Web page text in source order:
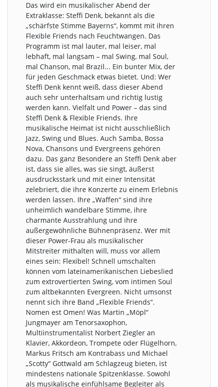
Das wird ein musikalischer Abend der
Extraklasse: Steffi Denk, bekannt als die
„schärfste Stimme Bayerns“, kommt mit ihren
Flexible Friends nach Feuchtwangen. Das
Programm ist mal lauter, mal leiser, mal
lebhaft, mal langsam – mal Swing, mal Soul,
mal Chanson, mal Brazil... Ein bunter Mix, der
für jeden Geschmack etwas bietet. Und: Wer
Steffi Denk kennt weiß, dass dieser Abend
auch sehr unterhaltsam und richtig lustig
werden kann. Vielfalt und Power – das sind
Steffi Denk & Flexible Friends. Ihre
musikalische Heimat ist nicht ausschließlich
Jazz, Swing und Blues. Auch Samba, Bossa
Nova, Chansons und Evergreens gehören
dazu. Das ganz Besondere an Steffi Denk aber
ist, dass sie alles, was sie singt, äußerst
ausdrucksstark und mit einer Intensität
zelebriert, die ihre Konzerte zu einem Erlebnis
werden lassen. Ihre „Waffen“ sind ihre
unheimlich wandelbare Stimme, ihre
charmante Ausstrahlung und ihre
außergewöhnliche Bühnenpräsenz. Wer mit
dieser Power-Frau als musikalischer
Mitstreiter mithalten will, muss vor allem
eines sein: Flexibel! Schnell umschalten
können vom lateinamerikanischen Liebeslied
zum extrovertierten Swing, vom intimen Soul
zum altbekannten Evergreen. Nicht umsonst
nennt sich ihre Band „Flexible Friends“.
Nomen est Omen! Was Martin „Möpl“
Jungmayer am Tenorsaxophon,
Multiinstrumentalist Norbert Ziegler an
Klavier, Akkordeon, Trompete oder Flügelhorn,
Markus Fritsch am Kontrabass und Michael
„Scotty“ Gottwald am Schlagzeug bieten, ist
mindestens nationale Spitzenklasse. Sowohl
als musikalische einfühlsame Begleiter als